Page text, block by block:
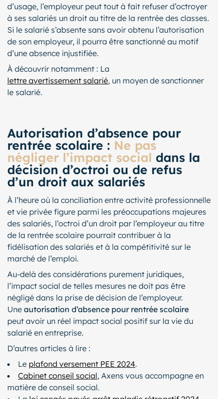
d’usage, l’employeur peut tout à fait refuser d’octroyer
à ses salariés un droit au titre de la rentrée des classes.
Si le salarié s’absente sans avoir obtenu l’autorisation
de son employeur, il pourra être sanctionné au motif
d’une absence injustifiée.
À découvrir notamment : La
lettre avertissement salarié, un moyen de sanctionner
le salarié.
Autorisation d’absence pour
rentrée scolaire : Ne pas
négliger l’impact social dans la
décision d’octroi ou de refus
d’un droit aux salariés
À l’heure où la conciliation entre activité professionnelle
et vie privée figure parmi les préoccupations majeures
des salariés, l’octroi d’un droit par l’employeur au titre
de la rentrée scolaire pourrait contribuer à la
fidélisation des salariés et à la compétitivité sur le
marché de l’emploi.
Au-delà des considérations purement juridiques,
l’impact social de telles mesures ne doit pas être
négligé dans la prise de décision de l’employeur.
Une autorisation d’absence pour rentrée scolaire
peut avoir un réel impact social positif sur la vie du
salarié en entreprise.
D’autres articles à lire :
Le plafond versement PEE 2024.
Cabinet conseil social, Axens vous accompagne en
matière de conseil social.